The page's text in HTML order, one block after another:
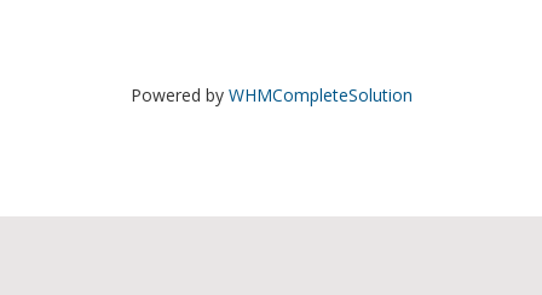
Powered by WHMCompleteSolution